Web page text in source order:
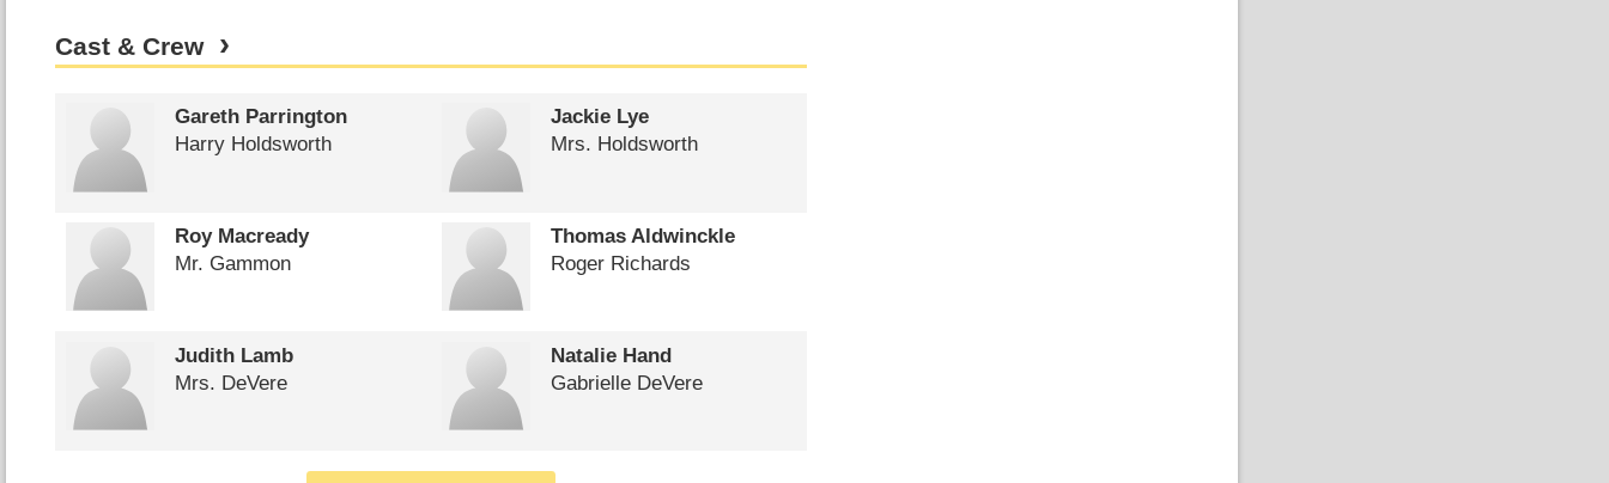
Cast & Crew
Gareth Parrington
Harry Holdsworth
Jackie Lye
Mrs. Holdsworth
Roy Macready
Mr. Gammon
Thomas Aldwinckle
Roger Richards
Judith Lamb
Mrs. DeVere
Natalie Hand
Gabrielle DeVere